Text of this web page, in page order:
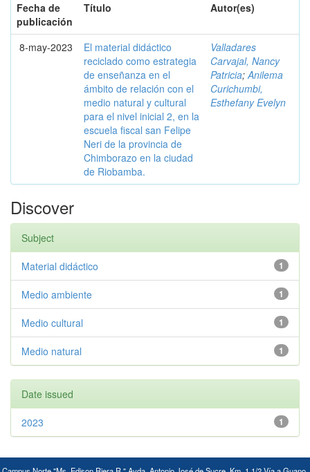
Fecha de
publicación
Título Autor(es)
8-may-2023
El material didáctico
reciclado como estrategia
de enseñanza en el
ámbito de relación con el
medio natural y cultural
para el nivel inicial 2, en la
escuela fiscal san Felipe
Neri de la provincia de
Chimborazo en la ciudad
de Riobamba.
Valladares
Carvajal, Nancy
Patricia;Anilema
Curichumbi,
Esthefany Evelyn
Discover
Subject
1
Material didáctico
1
Medio ambiente
1
Medio cultural
1
Medio natural
Date issued
1
2023